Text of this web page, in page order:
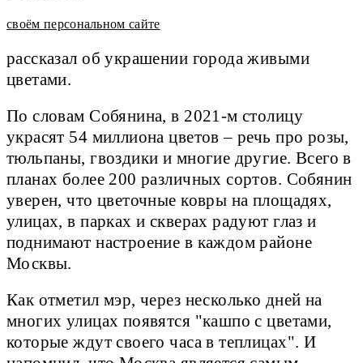
своём персональном сайте
рассказал об украшении города живыми
цветами.
По словам Собянина, в 2021-м столицу
украсят 54 миллиона цветов – речь про розы,
тюльпаны, гвоздики и многие другие. Всего в
планах более 200 различных сортов. Собянин
уверен, что цветочные ковры на площадях,
улицах, в парках и скверах радуют глаз и
поднимают настроение в каждом районе
Москвы.
Как отметил мэр, через несколько дней на
многих улицах появятся "кашпо с цветами,
которые ждут своего часа в теплицах". И